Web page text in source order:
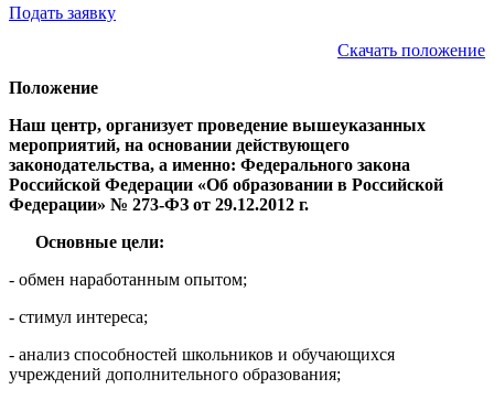
Подать заявку
Скачать положение
Положение
Наш центр, организует проведение вышеуказанных
мероприятий, на основании действующего
законодательства, а именно: Федерального закона
Российской Федерации «Об образовании в Российской
Федерации» № 273-ФЗ от 29.12.2012 г.
Основные цели:
- обмен наработанным опытом;
- стимул интереса;
- анализ способностей школьников и обучающихся
учреждений дополнительного образования;